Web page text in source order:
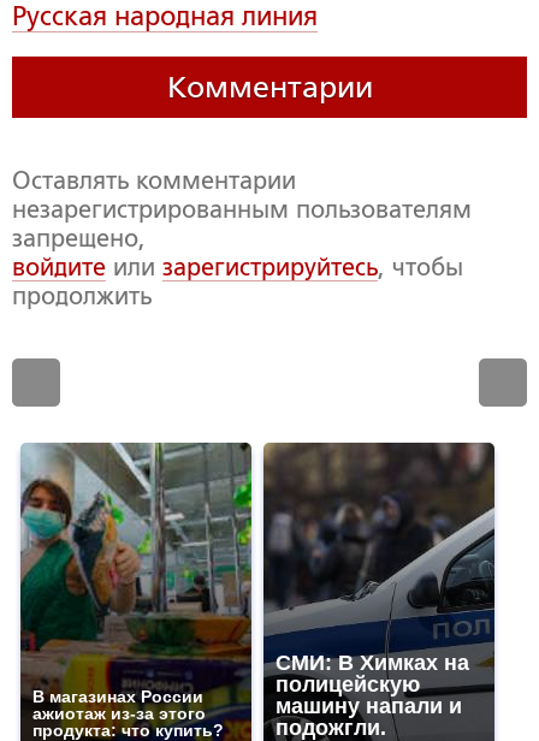
Русская народная линия
Комментарии
Оставлять комментарии
незарегистрированным пользователям
запрещено,
войдите или зарегистрируйтесь, чтобы
продолжить
В магазинах России
ажиотаж из-за этого
продукта: что купить?
СМИ: В Химках на
полицейскую
машину напали и
подожгли.